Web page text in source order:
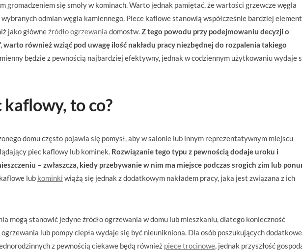
gromadzeniem się smoły w kominach. Warto jednak pamiętać, że wartości grzewcze węgla
odmian węgla kamiennego. Piece kaflowe stanowią współcześnie bardziej element
jako główneźródło ogrzewania domostw.Z tego powodu przy podejmowaniu decyzji o
warto również wziąć pod uwagę ilość nakładu pracy niezbędnej do rozpalenia takiego
będzie z pewnością najbardziej efektywny, jednak w codziennym użytkowaniu wydaje
kaflowy, to co?
domu często pojawia się pomysł, aby w salonie lub innym reprezentatywnym miejscu
piec kaflowy lub kominek. Rozwiązanie tego typu z pewnością dodaje uroku i
– zwłaszcza, kiedy przebywanie w nim ma miejsce podczas srogich zim lub
lub kominki wiążą się jednak z dodatkowym nakładem pracy, jaka jest związana z ich
mogą stanowić jedyne źródło ogrzewania w domu lub mieszkaniu, dlatego konieczność
lub pompy ciepła wydaje się być nieunikniona. Dla osób poszukujących
z pewnością ciekawe będą również piece trocinowe, jednak przyszłość